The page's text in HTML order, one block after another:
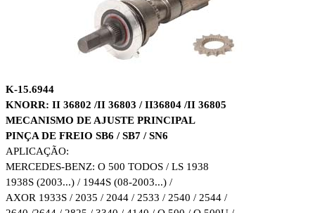
K-15.6944
KNORR: II 36802 /II 36803 / II36804 /II 36805
MECANISMO DE AJUSTE PRINCIPAL
PINÇA DE FREIO SB6 / SB7 / SN6
APLICAÇÃO:
MERCEDES-BENZ: O 500 TODOS / LS 1938
1938S (2003...) / 1944S (08-2003...) /
AXOR 1933S / 2035 / 2044 / 2533 / 2540 / 2544 /